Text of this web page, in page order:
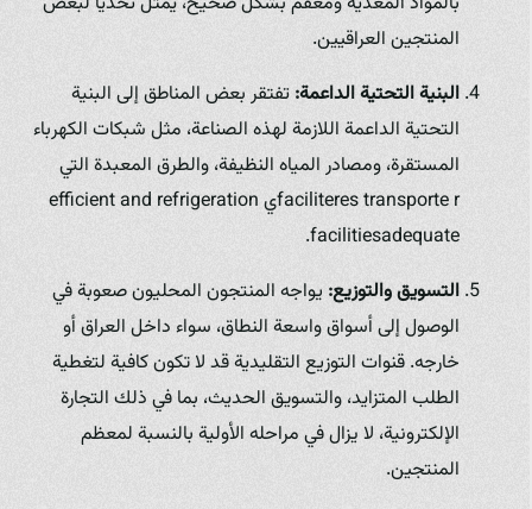
المنتجين العراقيين.
البنية التحتية الداعمة:تفتقر بعض المناطق إلى البنية
التحتية الداعمة اللازمة لهذه الصناعة، مثل شبكات الكهرباء
المستقرة، ومصادر المياه النظيفة، والطرق المعبدة التي
faciliteres transporte rي efficient and refrigeration
facilitiesadequate.
التسويق والتوزيع:يواجه المنتجون المحليون صعوبة في
الوصول إلى أسواق واسعة النطاق، سواء داخل العراق أو
خارجه. قنوات التوزيع التقليدية قد لا تكون كافية لتغطية
الطلب المتزايد، والتسويق الحديث، بما في ذلك التجارة
الإلكترونية، لا يزال في مراحله الأولية بالنسبة لمعظم
المنتجين.